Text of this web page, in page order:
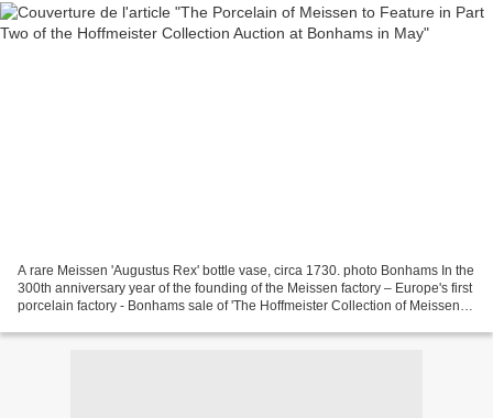
A rare Meissen 'Augustus Rex' bottle vase, circa 1730. photo Bonhams In the
300th anniversary year of the founding of the Meissen factory – Europe's first
porcelain factory - Bonhams sale of 'The Hoffmeister Collection of Meissen